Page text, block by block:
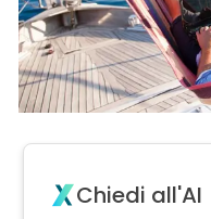
Chiedi all'AI